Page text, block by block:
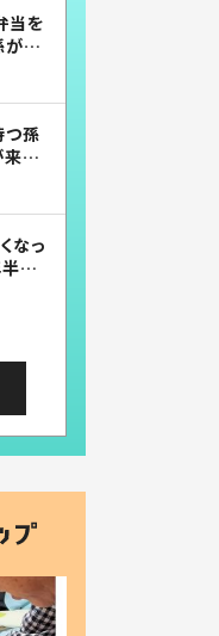
当を
絶
つ孫
た
にな
なっ
記
音